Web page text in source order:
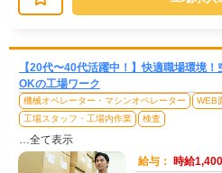
【20代〜40代活躍中！】快適職場環境
OKの工場ワーク
機械オペレーター・マシンオペレーター
WEB
工場スタッフ・工場内作業
検査
…全て表示
給与： 時給